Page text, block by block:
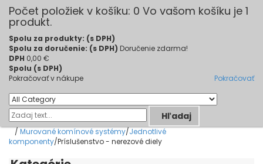
Počet položiek v košíku: 0 Vo vašom košíku je 1
produkt.
Spolu za produkty: (s DPH)
Spolu za doručenie: (s DPH) Doručenie zdarma!
DPH 0,00 €
Spolu (s DPH)
Pokračovať v nákupe
Pokračovať
Hľadaj
/ Murované komínové systémy/Jednotlivé
komponenty/Príslušenstvo - nerezové diely